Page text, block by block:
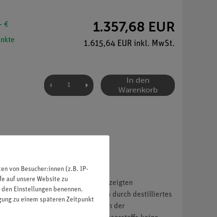
€
1.357,68 EUR
1.615,64 EUR inkl. MwSt.
In den
Warenkorb
Brennstoffzellentyp. Im hier gezeigten
Zink erzeugt und zum Reinigen durch destilliertes
umgesetzt. Mit dieser von der
von Besucher:innen (z.B. IP-
auf unsere Website zu
Einstellungen benennen.
zu einem späteren Zeitpunkt